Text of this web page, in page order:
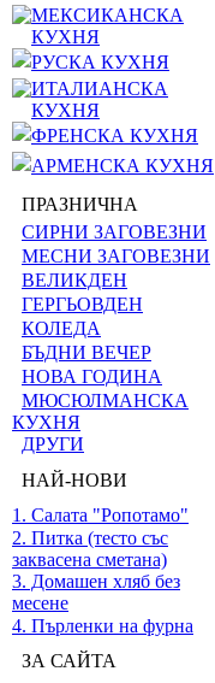
МЕКСИКАНСКА
КУХНЯ
РУСКА КУХНЯ
ИТАЛИАНСКА
КУХНЯ
ФРЕНСКА КУХНЯ
АРМЕНСКА КУХНЯ
ПРАЗНИЧНА
СИРНИ ЗАГОВЕЗНИ
МЕСНИ ЗАГОВЕЗНИ
ВЕЛИКДЕН
ГЕРГЬОВДЕН
КОЛЕДА
БЪДНИ ВЕЧЕР
НОВА ГОДИНА
МЮСЮЛМАНСКА
КУХНЯ
ДРУГИ
НАЙ-НОВИ
1. Салата "Ропотамо"
2. Питка (тесто със
заквасена сметана)
3. Домашен хляб без
месене
4. Пърленки на фурна
ЗА САЙТА